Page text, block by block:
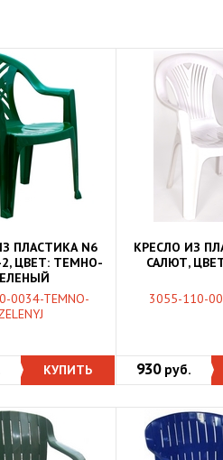
ПЛАСТИКА N6
ЦВЕТ: ТЕМНО-
0034-TEMNO-
КУПИТЬ
КРЕСЛО ИЗ
САЛЮТ,
3055-110-
930 руб.